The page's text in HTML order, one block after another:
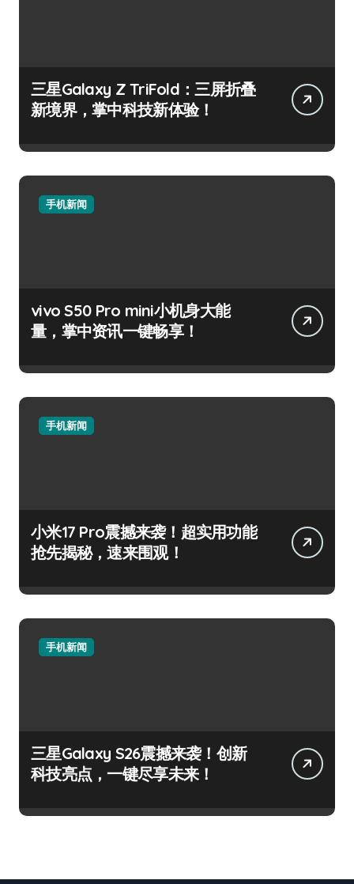
三星Galaxy Z TriFold：三屏折叠
新境界，掌中科技新体验！
手机新闻
vivo S50 Pro mini小机身大能
量，掌中资讯一键畅享！
手机新闻
小米17 Pro震撼来袭！超实用功能
抢先揭秘，速来围观！
手机新闻
三星Galaxy S26震撼来袭！创新
科技亮点，一键尽享未来！